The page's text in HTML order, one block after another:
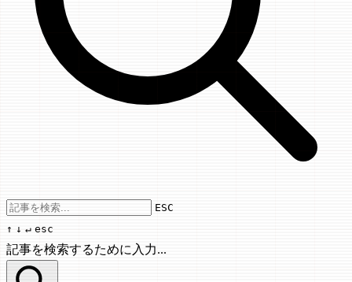
Use arrow keys to navigate results,
ESC
↑ ↓ ↵ esc
記事を検索するために入力...
記事を検索...